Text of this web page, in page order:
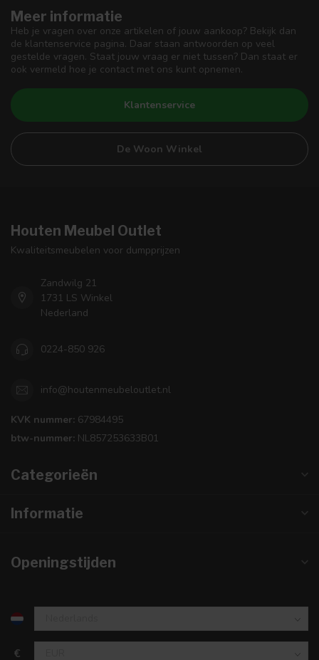
Meer informatie
Heb je vragen over onze artikelen of jouw aankoop? Bekijk dan
de klantenservice pagina. Daar staan antwoorden op veel
gestelde vragen. Staat jouw vraag er niet tussen? Dan staat er
ook vermeld hoe je contact met ons kunt opnemen.
Klantenservice
De Woon Winkel
Houten Meubel Outlet
Kwaliteitsmeubelen voor dumpprijzen
Zandwilg 21
1731 LS Winkel
Nederland
0224-850 926
info@houtenmeubeloutlet.nl
KVK nummer: 67984495
btw-nummer: NL857253633B01
Categorieën
Informatie
Openingstijden
€